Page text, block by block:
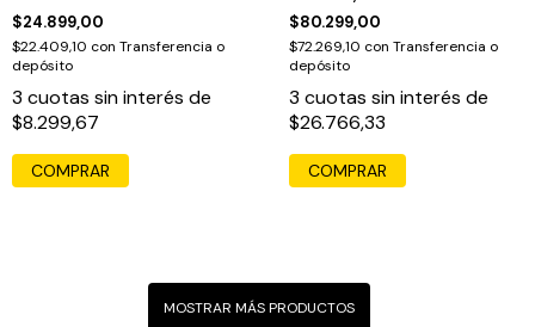
Sonido
$24.899,00
$22.409,10 con Transferencia o
depósito
3 cuotas sin interés de
$8.299,67
COMPRAR
Eclosiona
$80.299,00
$72.269,10 con Transferencia o
depósito
3 cuotas sin interés de
$26.766,33
MOSTRAR MÁS PRODUCTOS